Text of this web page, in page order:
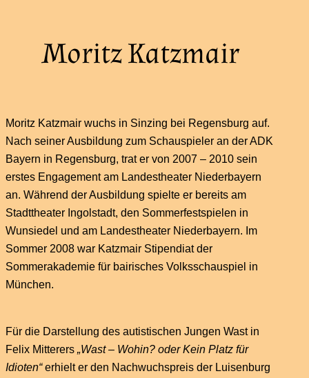
Moritz Katzmair
Moritz Katzmair wuchs in Sinzing bei Regensburg auf.
Nach seiner Ausbildung zum Schauspieler an der ADK
Bayern in Regensburg, trat er von 2007 – 2010 sein
erstes Engagement am Landestheater Niederbayern
an. Während der Ausbildung spielte er bereits am
Stadttheater Ingolstadt, den Sommerfestspielen in
Wunsiedel und am Landestheater Niederbayern. Im
Sommer 2008 war Katzmair Stipendiat der
Sommerakademie für bairisches Volksschauspiel in
München.
Für die Darstellung des autistischen Jungen Wast in
Felix Mitterers „Wast – Wohin? oder Kein Platz für
Idioten“erhielt er den Nachwuchspreis der Luisenburg